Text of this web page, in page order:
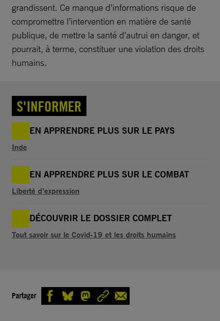
grandissent. Ce manque d’informations risque de
compromettre l’intervention en matière de santé
publique, de mettre la santé d’autrui en danger, et
pourrait, à terme, constituer une violation des droits
humains.
S'INFORMER
EN APPRENDRE PLUS SUR LE PAYS
Inde
EN APPRENDRE PLUS SUR LE COMBAT
Liberté d’expression
DÉCOUVRIR LE DOSSIER COMPLET
Tout savoir sur le Covid-19 et les droits humains
Partager